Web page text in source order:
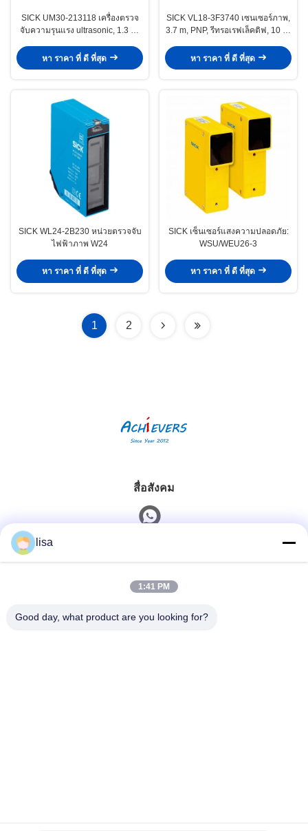
SICK UM30-213118 เครื่องตรวจ
จับความรุนแรง ultrasonic, 1.3 m,
UM30
หา ราคา ที่ ดี ที่สุด
SICK VL18-3F3740 เซนเซอร์ภาพ,
3.7 m, PNP, รีทรอเรฟเล็คติฟ, 10 ถึง
V18
หา ราคา ที่ ดี ที่สุด
SICK WL24-2B230 หน่วยตรวจจับ
ไฟฟ้าภาพ W24
หา ราคา ที่ ดี ที่สุด
SICK เซ็นเซอร์แสงความปลอดภัย:
WSU/WEU26-3
หา ราคา ที่ ดี ที่สุด
1 2
สื่อสังคม
0086-13828861501
lisa
1:41 PM
Good day, what product are you looking for?